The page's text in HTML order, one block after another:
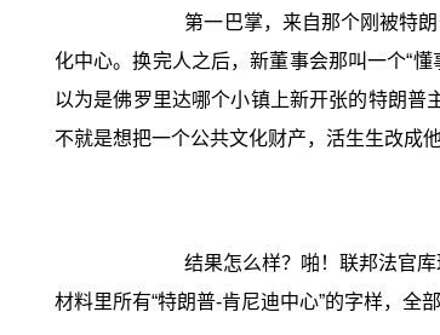
第一巴掌，来自那个刚被特
化中心。换完人之后，新董事会那叫一个“
以为是佛罗里达哪个小镇上新开张的特朗
不就是想把一个公共文化财产，活生生改成
结果怎么样？啪！联邦法官
材料里所有“特朗普-肯尼迪中心”的字样，全